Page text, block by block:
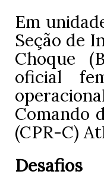
Em
Seção de
Choque
oficial
Comando
(CPR-C)
Desafios